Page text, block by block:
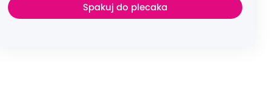
Spakuj do plecaka